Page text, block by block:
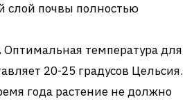
слой почвы полностью
Оптимальная температура для
20-25 градусов Цельсия.
года растение не должно